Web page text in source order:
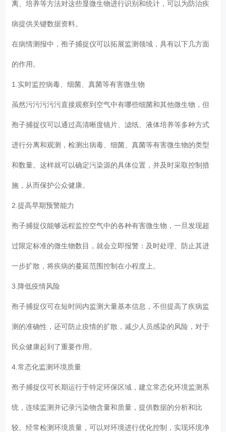
离、培养等方法对这些显微生物进行识别和统计，可以为防治疾
病提供关键数据资料。
在病情测报中，孢子捕捉仪可以拓展监测领域，具有以下几方面
的作用。
1.实时监控病毒、细菌、真菌等有害微生物
虽然污污污污污直接观察到空气中有哪些细菌和其他微生物，但
孢子捕捉仪可以通过高清晰度镜片、滤纸、液体培养等多种方式
进行分离和观测，检测出病毒、细菌、真菌等有害微生物的类型
和数量。这样就可以确定污染源的具体位置，并及时采取控制措
施，从而保护公众健康。
2.提高早期预警能力
孢子捕捉仪能够远程监控空气中的各种有害微生物，一旦发现超
过限定标准的微生物数目，就会立即报警：及时处理、防止其进
一步扩散，将疾病的蔓延范围控制在小程度上。
3.降低疫情风险
孢子捕捉仪可在短时间内监测大量基本信息，不但提高了疾病监
测的准确性，还可防止疫情的扩散，减少人员感染的风险，对于
民众健康起到了重要作用。
4.常态化监测环境质量
孢子捕捉仪可长期运行于特定环保区域，建立常态化环境监测系
统，连续监测并记录污染物含量和质量，提供数据的分析和比
较。经常检测环境质量，可以对环境进行优化控制，实现环境净